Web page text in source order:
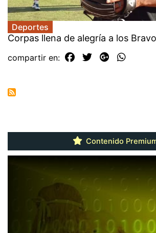
Deportes
Corpas llena de alegría a los
compartir en:
Contenido